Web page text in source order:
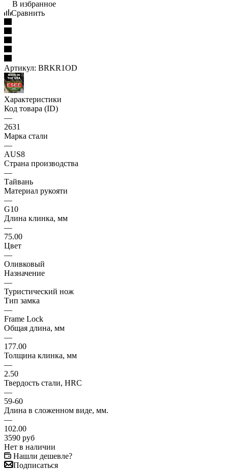
В избранное
Сравнить
Артикул: BRKR1OD
Характеристики
Код товара (ID)
—
2631
Марка стали
—
AUS8
Страна производства
—
Тайвань
Материал рукояти
—
G10
Длина клинка, мм
—
75.00
Цвет
—
Оливковый
Назначение
—
Туристический нож
Тип замка
—
Frame Lock
Общая длина, мм
—
177.00
Толщина клинка, мм
—
2.50
Твердость стали, HRC
—
59-60
Длина в сложенном виде, мм.
—
102.00
3590 руб
Нет в наличии
Нашли дешевле?
Подписаться